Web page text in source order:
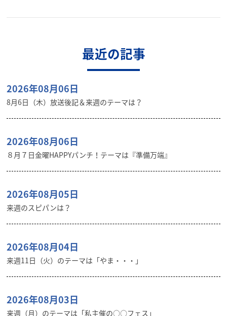
最近の記事
2026年08月06日
8月6日（木）放送後記＆来週のテーマは？
2026年08月06日
８月７日金曜HAPPYパンチ！テーマは『準備万端』
2026年08月05日
来週のスピパンは？
2026年08月04日
来週11日（火）のテーマは「やま・・・」
2026年08月03日
来週（月）のテーマは「私主催の○○フェス」